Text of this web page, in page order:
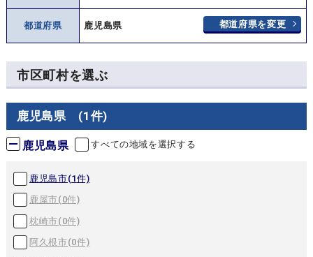
都道府県 鹿児島県 都道府県を変更
市区町村を選ぶ
鹿児島県 (1件)
鹿児島県 すべての地域を選択する
鹿児島市(1件)
鹿屋市(0件)
枕崎市(0件)
阿久根市(0件)